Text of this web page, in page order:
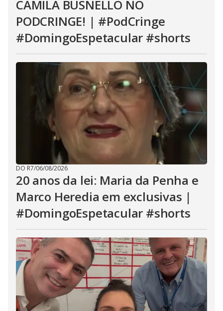
CAMILA BUSNELLO NO
PODCRINGE! | #PodCringe
#DomingoEspetacular #shorts
DO R7/06/08/2026
20 anos da lei: Maria da Penha e
Marco Heredia em exclusivas |
#DomingoEspetacular #shorts